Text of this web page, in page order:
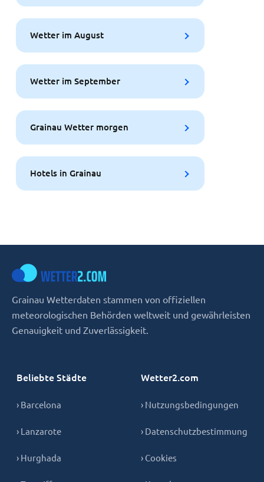
Wetter im August
Wetter im September
Grainau Wetter morgen
Hotels in Grainau
Grainau Wetterdaten stammen von offiziellen
meteorologischen Behörden weltweit und gewährleisten
Genauigkeit und Zuverlässigkeit.
Beliebte Städte
› Barcelona
› Lanzarote
› Hurghada
Wetter2.com
› Nutzungsbedingungen
› Datenschutzbestimmung
› Cookies